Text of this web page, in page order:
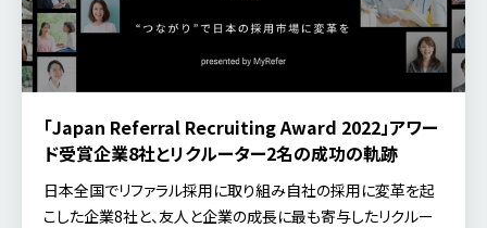
「Japan Referral Recruiting Award 2022」アワー
ド受賞企業8社とリクルーター2名の成功の軌跡
日本全国でリファラル採用に取り組み自社の採用に変革を起
こした企業8社と、友人と企業の成長に最も寄与したリクルー